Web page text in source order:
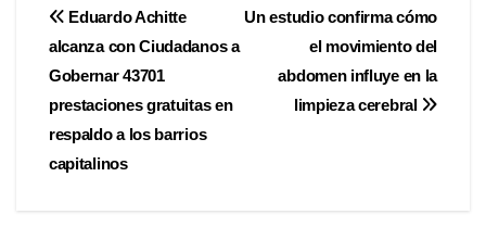
Navegación
de
entradas
Un estudio confirma cómo
el movimiento del
abdomen influye en la
limpieza cerebral
Eduardo Achitte
alcanza con Ciudadanos a
Gobernar 43701
prestaciones gratuitas en
respaldo a los barrios
capitalinos